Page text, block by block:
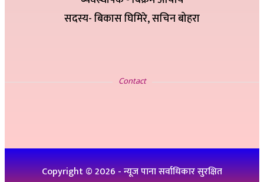
सदस्य- बिकास घिमिरे, सचिन बोहरा
Contact
Copyright ©2026- न्यूज पाना सर्वाधिकार सुरक्षित